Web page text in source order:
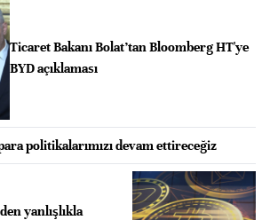
Ticaret Bakanı Bolat’tan Bloomberg HT'ye
BYD açıklaması
politikalarımızı devam ettireceğiz
yanlışlıkla